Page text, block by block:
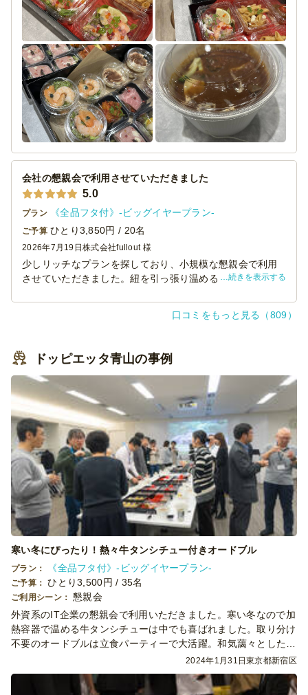
昨年は和食の有名店で頼んだのですが、中には若者ウケし
ないものも多く・・
今年は多いかなと思うくらい注文したのですが、あっとい
う間になくなってしまいました！
ビーフシチューは紐を引くと温まる方式でとても楽。
プチデザートも良い！
また次回頼もうと思いました！
会社の懇親会で利用させていただきました
5.0
プラン 《全品フタ付》-ビッグイヤープラン-
ご予算 ひとり3,850円 / 20名
2026年7月19日株式会社fullout 様
少しリッチなプランを探しており、小規模な懇親会で利用
させていただきました。紐を引っ張り温めるタイプの容器
続きを表示する
口コミをもっと見る（809）
ドッピエッタ青山の事例
寒い冬にぴったり！熱々牛タンシチュー付きオードブル
プラン： 《全品フタ付》-ビッグイヤープラン-
ご予算： ひとり3,500円 / 35名
ご利用シーン： 懇親会
外資系のIT企業の懇親会で利用いただきました。寒い冬なので加
熱容器で温める牛タンシチューは中でも喜ばれました。取り分け
不要のオードブルは立食パーティーで大活躍。和気藹々とした空
2024年1月31日東京都新宿区